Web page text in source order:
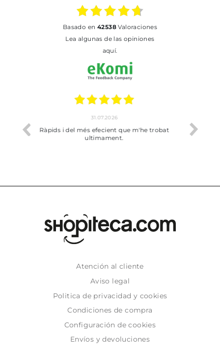
basado en 42538Valoraciones
Lea algunas de las opiniones
aquí.
trobat
17.07.2026
Bien pero soy de Vilafranca y no me ha
dejado recoger en tienda
Atención al cliente
Aviso legal
Politica de privacidad y cookies
Condiciones de compra
Configuración de cookies
Envíos y devoluciones